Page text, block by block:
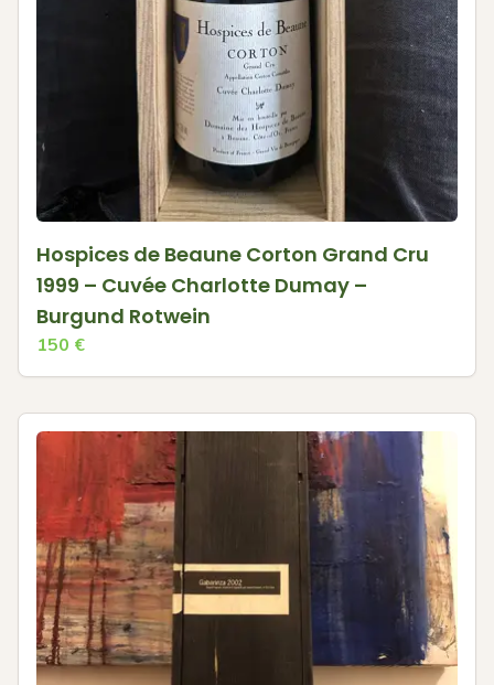
Hospices de Beaune Corton Grand Cru
1999 – Cuvée Charlotte Dumay –
Burgund Rotwein
150 €